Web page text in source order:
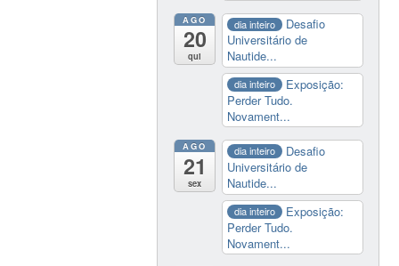
AGO
20
qui
dia inteiro
Desafio
Universitário de
Nautide...
dia inteiro
Exposição:
Perder Tudo.
Novament...
AGO
21
sex
dia inteiro
Desafio
Universitário de
Nautide...
dia inteiro
Exposição:
Perder Tudo.
Novament...